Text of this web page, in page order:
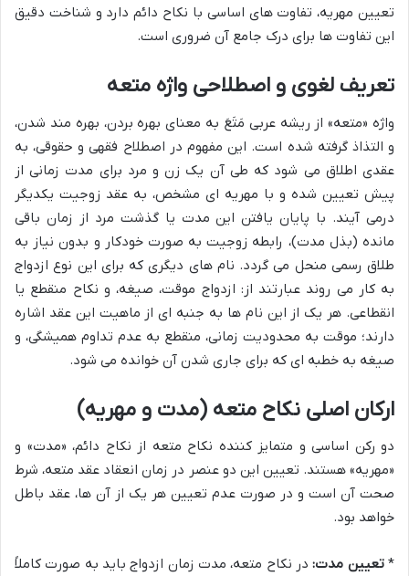
تعیین مهریه، تفاوت های اساسی با نکاح دائم دارد و شناخت دقیق
این تفاوت ها برای درک جامع آن ضروری است.
تعریف لغوی و اصطلاحی واژه متعه
واژه «متعه» از ریشه عربی مَتَعَ به معنای بهره بردن، بهره مند شدن،
و التذاذ گرفته شده است. این مفهوم در اصطلاح فقهی و حقوقی، به
عقدی اطلاق می شود که طی آن یک زن و مرد برای مدت زمانی از
پیش تعیین شده و با مهریه ای مشخص، به عقد زوجیت یکدیگر
درمی آیند. با پایان یافتن این مدت یا گذشت مرد از زمان باقی
مانده (بذل مدت)، رابطه زوجیت به صورت خودکار و بدون نیاز به
طلاق رسمی منحل می گردد. نام های دیگری که برای این نوع ازدواج
به کار می روند عبارتند از: ازدواج موقت، صیغه، و نکاح منقطع یا
انقطاعی. هر یک از این نام ها به جنبه ای از ماهیت این عقد اشاره
دارند؛ موقت به محدودیت زمانی، منقطع به عدم تداوم همیشگی، و
صیغه به خطبه ای که برای جاری شدن آن خوانده می شود.
ارکان اصلی نکاح متعه (مدت و مهریه)
دو رکن اساسی و متمایز کننده نکاح متعه از نکاح دائم، «مدت» و
«مهریه» هستند. تعیین این دو عنصر در زمان انعقاد عقد متعه، شرط
صحت آن است و در صورت عدم تعیین هر یک از آن ها، عقد باطل
خواهد بود.
*تعیین مدت:در نکاح متعه، مدت زمان ازدواج باید به صورت کاملاً